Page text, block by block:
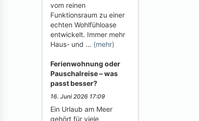
vom reinen
Funktionsraum zu einer
echten Wohlfühloase
entwickelt. Immer mehr
Haus- und … (mehr)
Ferienwohnung oder
Pauschalreise – was
passt besser?
16. Juni 2026 17:09
Ein Urlaub am Meer
gehört für viele